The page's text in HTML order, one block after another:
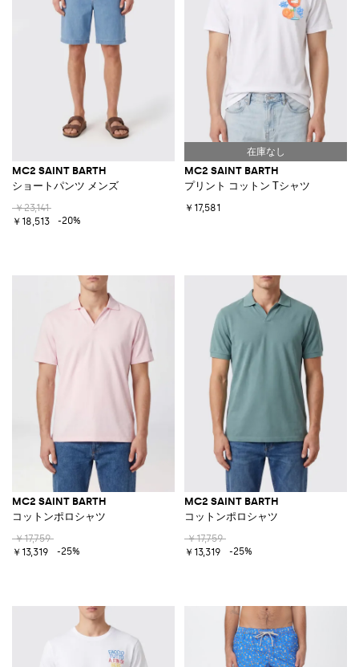
MC2 SAINT BARTH
ショートパンツ メンズ
￥23,141
￥18,513
-20%
MC2 SAINT BARTH
プリント コットン Tシャツ
￥17,581
MC2 SAINT BARTH
コットンポロシャツ
￥17,759
￥13,319
-25%
MC2 SAINT BARTH
コットンポロシャツ
￥17,759
￥13,319
-25%